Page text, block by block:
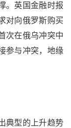
。英国金融时报
对向俄罗斯购买
次在俄乌冲突中
参与冲突，地缘
典型的上升趋势